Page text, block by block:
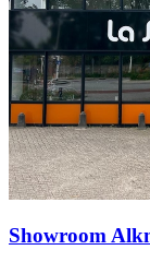
Showroom